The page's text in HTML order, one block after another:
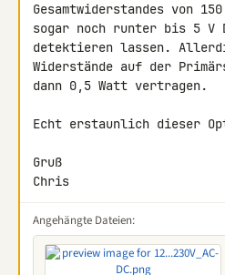
Gesamtwiderstandes von
sogar noch runter bis 5 V
detektieren lassen.
Widerstände auf der
dann 0,5 Watt vertragen.
Echt erstaunlich dieser
Gruß
Chris
Angehängte Dateien: